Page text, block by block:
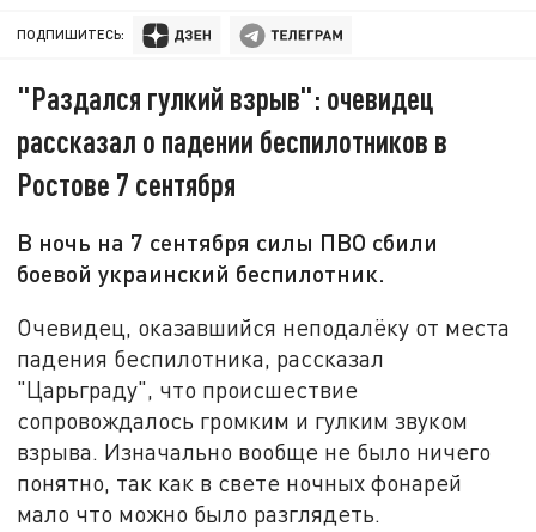
ПОДПИШИТЕСЬ:
"Раздался гулкий взрыв": очевидец
рассказал о падении беспилотников в
Ростове 7 сентября
В ночь на 7 сентября силы ПВО сбили
боевой украинский беспилотник.
Очевидец, оказавшийся неподалёку от места
падения беспилотника, рассказал
"Царьграду", что происшествие
сопровождалось громким и гулким звуком
взрыва. Изначально вообще не было ничего
понятно, так как в свете ночных фонарей
мало что можно было разглядеть.